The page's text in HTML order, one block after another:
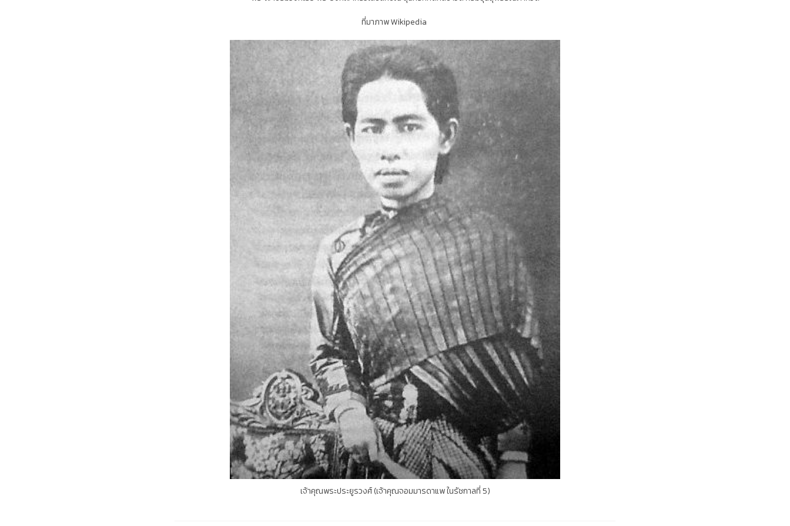
ที่มาภาพ Wikipedia
เจ้าคุณพระประยูรวงศ์ (เจ้าคุณจอมมารดาแพ ในรัชกาลที่ 5)